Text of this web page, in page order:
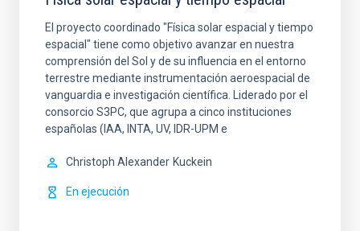
El proyecto coordinado "Física solar espacial y tiempo
espacial" tiene como objetivo avanzar en nuestra
comprensión del Sol y de su influencia en el entorno
terrestre mediante instrumentación aeroespacial de
vanguardia e investigación científica. Liderado por el
consorcio S3PC, que agrupa a cinco instituciones
españolas (IAA, INTA, UV, IDR-UPM e
Christoph Alexander Kuckein
En ejecución